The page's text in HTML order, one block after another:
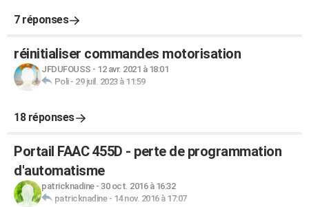
7 réponses
réinitialiser commandes motorisation
JFDUFOUSS - 12 avr. 2021 à 18:01
Poli- 29 juil. 2023 à 11:59
18 réponses
Portail FAAC 455D - perte de programmation
d'automatisme
patricknadine- 30 oct. 2016 à 16:32
patricknadine- 14 nov. 2016 à 17:07